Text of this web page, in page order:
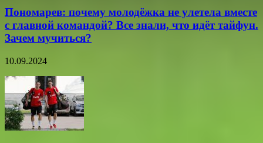
Пономарев: почему молодёжка не улетела вместе
с главной командой? Все знали, что идёт тайфун.
Зачем мучиться?
10.09.2024